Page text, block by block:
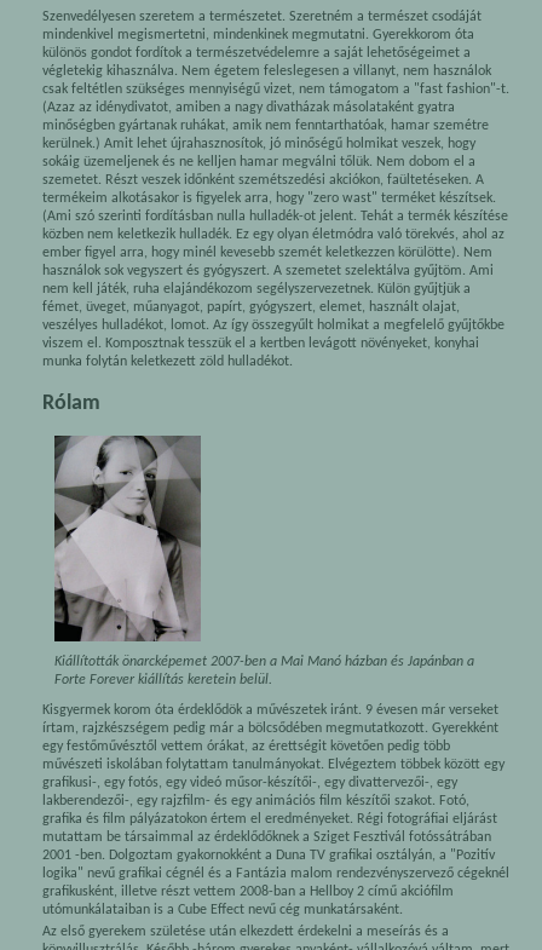
Szenvedélyesen szeretem a természetet. Szeretném a természet csodáját
mindenkivel megismertetni, mindenkinek megmutatni. Gyerekkorom óta
különös gondot fordítok a természetvédelemre a saját lehetőségeimet a
végletekig kihasználva. Nem égetem feleslegesen a villanyt, nem használok
csak feltétlen szükséges mennyiségű vizet, nem támogatom a "fast fashion"-t.
(Azaz az idénydivatot, amiben a nagy divatházak másolataként gyatra
minőségben gyártanak ruhákat, amik nem fenntarthatóak, hamar szemétre
kerülnek.) Amit lehet újrahasznosítok, jó minőségű holmikat veszek, hogy
sokáig üzemeljenek és ne kelljen hamar megválni tőlük. Nem dobom el a
szemetet. Részt veszek időnként szemétszedési akciókon, faültetéseken. A
termékeim alkotásakor is figyelek arra, hogy "zero wast" terméket készítsek.
(Ami szó szerinti fordításban nulla hulladék-ot jelent. Tehát a termék készítése
közben nem keletkezik hulladék. Ez egy olyan életmódra való törekvés, ahol az
ember figyel arra, hogy minél kevesebb szemét keletkezzen körülötte). Nem
használok sok vegyszert és gyógyszert. A szemetet szelektálva gyűjtöm. Ami
nem kell játék, ruha elajándékozom segélyszervezetnek. Külön gyűjtjük a
fémet, üveget, műanyagot, papírt, gyógyszert, elemet, használt olajat,
veszélyes hulladékot, lomot. Az így összegyűlt holmikat a megfelelő gyűjtőkbe
viszem el. Komposztnak tesszük el a kertben levágott növényeket, konyhai
munka folytán keletkezett zöld hulladékot.
Rólam
Kiállították önarcképemet 2007-ben a Mai Manó házban és Japánban a
Forte Forever kiállítás keretein belül.
Kisgyermek korom óta érdeklődök a művészetek iránt. 9 évesen már verseket
írtam, rajzkészségem pedig már a bölcsődében megmutatkozott. Gyerekként
egy festőművésztől vettem órákat, az érettségit követően pedig több
művészeti iskolában folytattam tanulmányokat. Elvégeztem többek között egy
grafikusi-, egy fotós, egy videó műsor-készítői-, egy divattervezői-, egy
lakberendezői-, egy rajzfilm- és egy animációs film készítői szakot. Fotó,
grafika és film pályázatokon értem el eredményeket. Régi fotográfiai eljárást
mutattam be társaimmal az érdeklődőknek a Sziget Fesztivál fotóssátrában
2001 -ben. Dolgoztam gyakornokként a Duna TV grafikai osztályán, a "Pozitív
logika" nevű grafikai cégnél és a Fantázia malom rendezvényszervező cégeknél
grafikusként, illetve részt vettem 2008-ban a Hellboy 2 című akciófilm
utómunkálataiban is a Cube Effect nevű cég munkatársaként.
Az első gyerekem születése után elkezdett érdekelni a meseírás és a